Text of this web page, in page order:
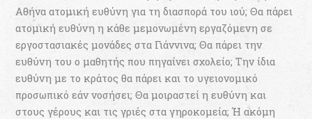
Αθήνα ατομική ευθύνη για τη διασπορά του ιού; Θα πάρει
ατομική ευθύνη η κάθε μεμονωμένη εργαζόμενη σε
εργοστασιακές μονάδες στα Γιάννινα; Θα πάρει την
ευθύνη του ο μαθητής που πηγαίνει σχολείο; Την ίδια
ευθύνη με το κράτος θα πάρει και το υγειονομικό
προσωπικό εάν νοσήσει; Θα μοιραστεί η ευθύνη και
στους γέρους και τις γριές στα γηροκομεία; Ή ακόμη